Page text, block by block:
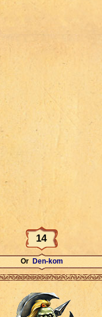
14
Or Den-kom